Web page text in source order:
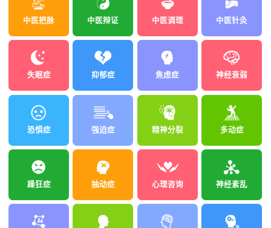
中医把脉 中医辩证 中医调理 中医针灸
失眠症 抑郁症 焦虑症 神经衰弱
恐惧症 强迫症 精神分裂 多动症
躁狂症 抽动症 心理咨询 神经紊乱